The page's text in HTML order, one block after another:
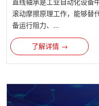
滚动摩擦原理工作，能够替
备运行阻力、...
了解详情 →